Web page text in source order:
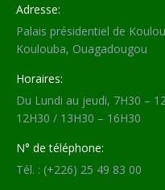
Adresse:
Palais présidentiel de
Koulouba, Ouagadougou
Horaires:
Du Lundi au jeudi, 7H30 –
12H30 / 13H30 – 16H30
N° de téléphone:
Tél. : (+226) 25 49 83 00